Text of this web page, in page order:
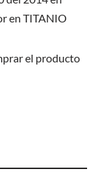
en TITANIO
el producto